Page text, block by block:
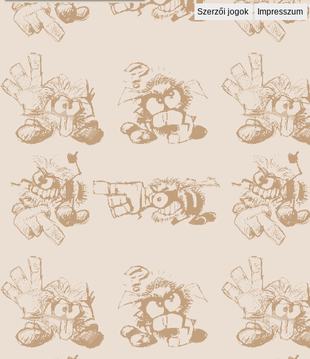
Szerzői jogok Impresszum